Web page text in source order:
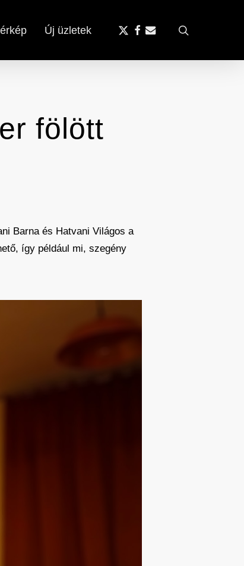
Új üzletek
x-
facebook
email
fölött
Barna és Hatvani Világos a
így például mi, szegény